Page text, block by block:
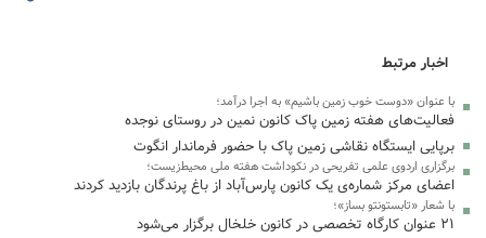
اخبار مرتبط
با عنوان «دوست خوب زمین باشیم» به اجرا درآمد؛
فعالیت‌های هفته زمین پاک کانون نمین در روستای نوجده
برپایی ایستگاه نقاشی زمین پاک با حضور فرماندار انگوت
برگزاری اردوی علمی تفریحی در نکوداشت هفته ملی محیط‌زیست؛
اعضای مرکز شماره‌ی یک کانون پارس‌آباد از باغ پرندگان بازدید کردند
با شعار «تابستونتو بساز»؛
۲۱ عنوان کارگاه تخصصی در کانون خلخال برگزار می‌شود